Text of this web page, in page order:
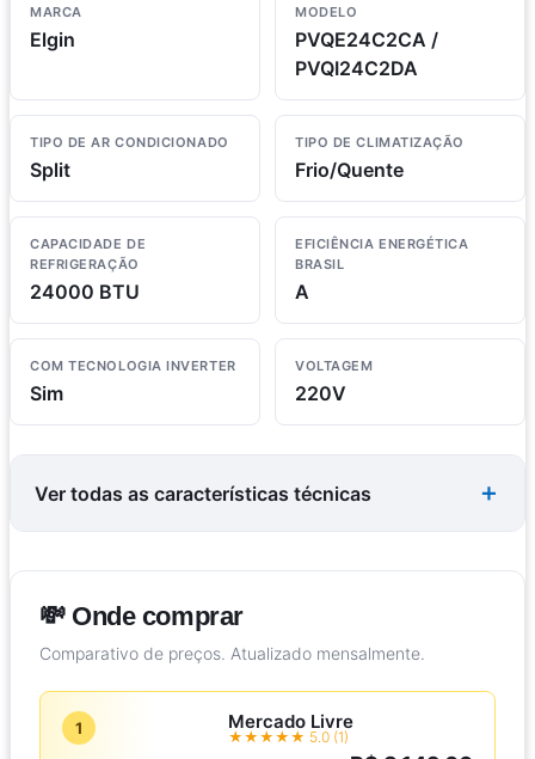
MARCA
Elgin
MODELO
PVQE24C2CA /
PVQI24C2DA
TIPO DE AR CONDICIONADO
Split
TIPO DE CLIMATIZAÇÃO
Frio/Quente
CAPACIDADE DE
REFRIGERAÇÃO
24000 BTU
EFICIÊNCIA ENERGÉTICA
BRASIL
A
COM TECNOLOGIA INVERTER
Sim
VOLTAGEM
220V
Ver todas as características técnicas
💸 Onde comprar
Comparativo de preços. Atualizado mensalmente.
1 Mercado Livre
★★★★★ 5.0 (1)